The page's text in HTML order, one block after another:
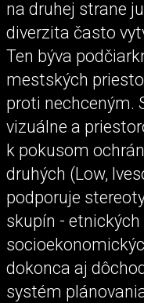
na druhej strane
diverzita často
Ten býva
mestských
proti nechceným.
vizuálne a
k pokusom
druhých (Low,
podporuje
skupín -
dokonca aj
systém